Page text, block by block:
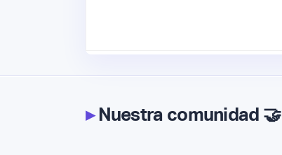
▸Nuestra comunidad 🤝